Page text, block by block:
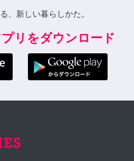
、新しい暮らしかた。
リをダウンロード